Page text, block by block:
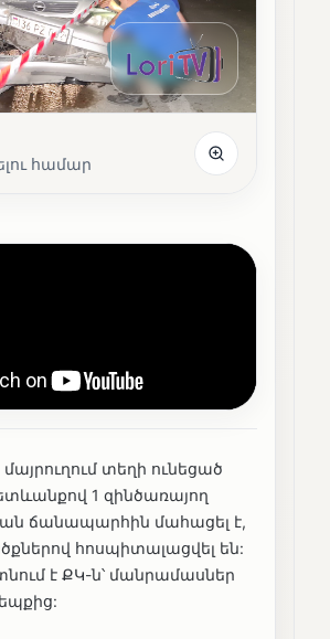
համար
տեղի ունեցած
1 զինծառայող
ճանապարհին մահացել է,
հոսպիտալացվել են:
է ՔԿ-ն՝ մանրամասներ